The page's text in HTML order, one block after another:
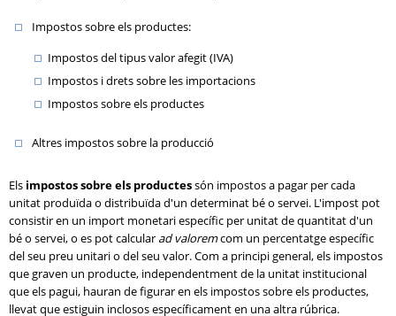
Impostos sobre els productes:
Impostos del tipus valor afegit (IVA)
Impostos i drets sobre les importacions
Impostos sobre els productes
Altres impostos sobre la producció
Els impostos sobre els productessón impostos a pagar per cada
unitat produïda o distribuïda d'un determinat bé o servei. L'impost pot
consistir en un import monetari específic per unitat de quantitat d'un
bé o servei, o es pot calcular ad valoremcom un percentatge específic
del seu preu unitari o del seu valor. Com a principi general, els impostos
que graven un producte, independentment de la unitat institucional
que els pagui, hauran de figurar en els impostos sobre els productes,
llevat que estiguin inclosos específicament en una altra rúbrica.